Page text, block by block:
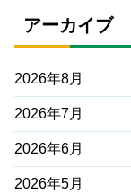
アーカイブ
2026年8月
2026年7月
2026年6月
2026年5月